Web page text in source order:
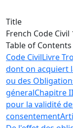
Title
French Code Civil
Table of Contents
Code CivilLivre
dont on acquiert
ou des
géneralChapitre
pour la validité
consentement